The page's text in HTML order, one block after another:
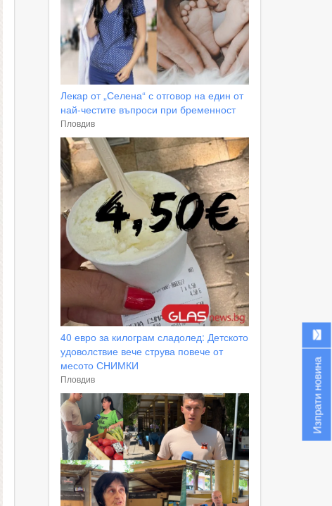
Лекар от „Селена“ с отговор на един от
най-честите въпроси при бременност
Пловдив
40 евро за килограм сладолед: Детското
удоволствие вече струва повече от
месото СНИМКИ
Пловдив Изпрати новина